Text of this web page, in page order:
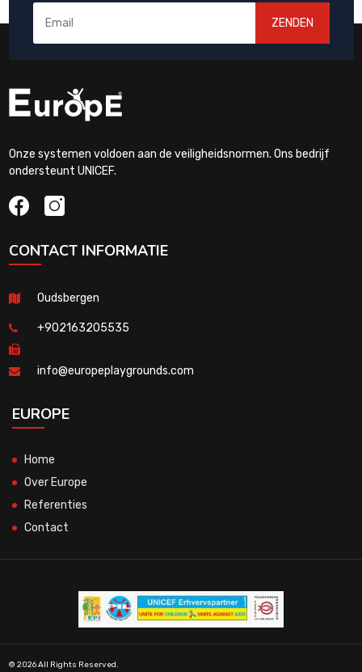
ZENDEN
Onze systemen voldoen aan de veiligheidsnormen. Ons bedrijf
ondersteunt UNICEF.
CONTACT INFORMATIE
Oudsbergen
+902163205535
info@europeplaygrounds.com
EUROPE
Home
Over Europe
Referenties
Contact
© 2026 All Rights Reserved.